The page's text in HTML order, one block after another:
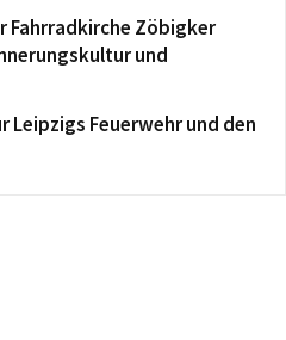
Fahrradkirche Zöbigker
und
Leipzigs Feuerwehr und den